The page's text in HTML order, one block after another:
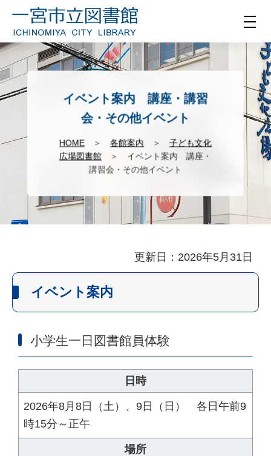
イベント案内 講座・講習
会・その他イベント
HOME＞ 各館案内 ＞ 子ども文化
広場図書館＞ イベント案内 講座・
講習会・その他イベント
更新日：2026年5月31日
イベント案内
小学生一日図書館員体験
日時
2026年8月8日（土）、9日（日） 各日午前9
時15分～正午
場所